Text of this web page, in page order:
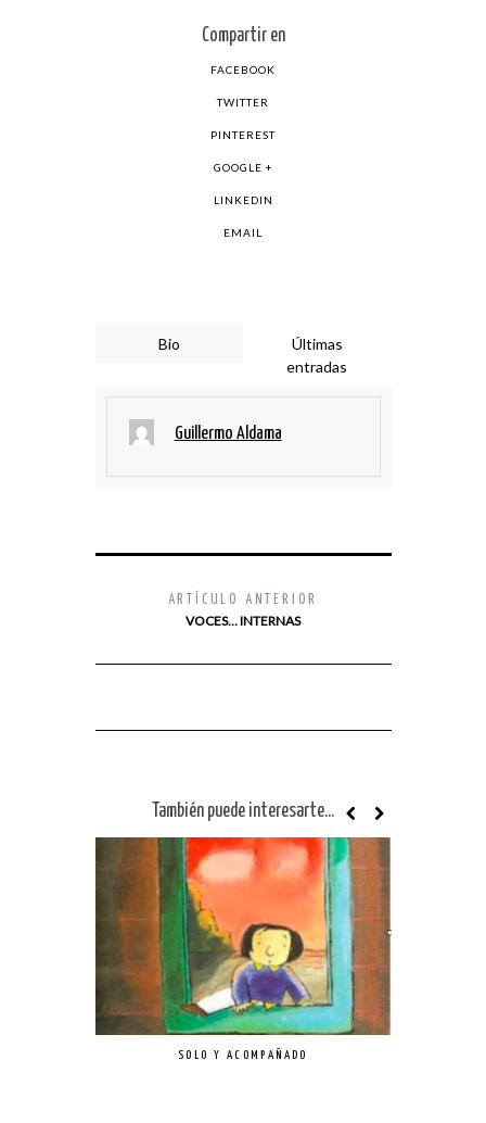
Compartir en
FACEBOOK
TWITTER
PINTEREST
GOOGLE +
LINKEDIN
EMAIL
Bio
Últimas
entradas
Guillermo Aldama
ARTÍCULO ANTERIOR
VOCES… INTERNAS
También puede interesarte...
SOLO Y ACOMPAÑADO